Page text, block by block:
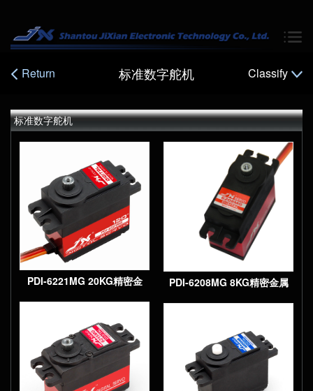
Return 标准数字舵机 Classify
标准数字舵机
PDI-6221MG 20KG精密金
属齿轮大扭矩数字标准舵机
字标准舵机
PDI-6208MG 8KG精密金属
齿轮数字标准舵机